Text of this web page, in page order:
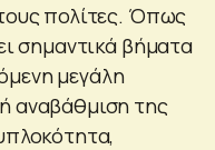
πολίτες. Όπως
σημαντικά βήματα
μεγάλη
αναβάθμιση της